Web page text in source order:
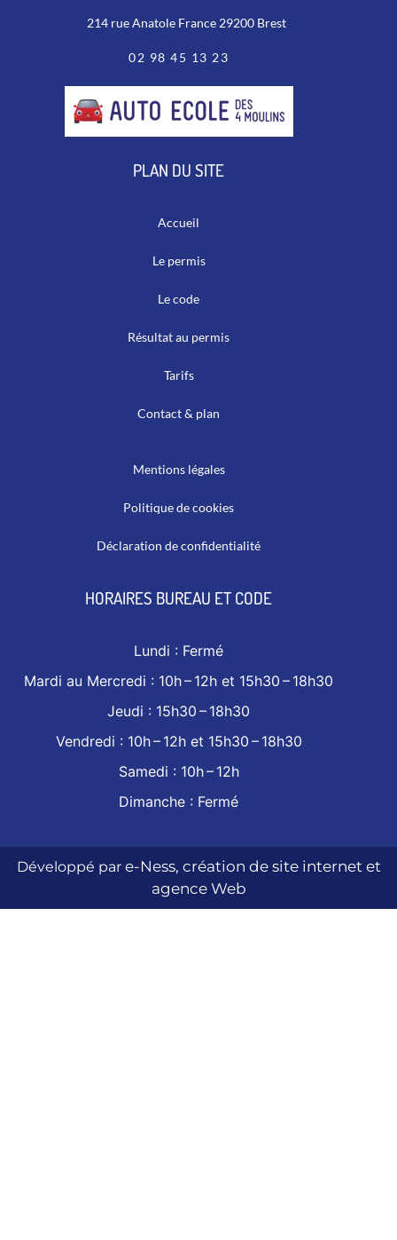
214 rue Anatole France 29200 Brest
02 98 45 13 23
PLAN DU SITE
Accueil
Le permis
Le code
Résultat au permis
Tarifs
Contact & plan
Mentions légales
Politique de cookies
Déclaration de confidentialité
HORAIRES BUREAU ET CODE
Lundi : Fermé
Mardi au Mercredi : 10h – 12h et 15h30 – 18h30
Jeudi : 15h30 – 18h30
Vendredi : 10h – 12h et 15h30 – 18h30
Samedi : 10h – 12h
Dimanche : Fermé
Développé par e-Ness, création de site internet et
agence Web